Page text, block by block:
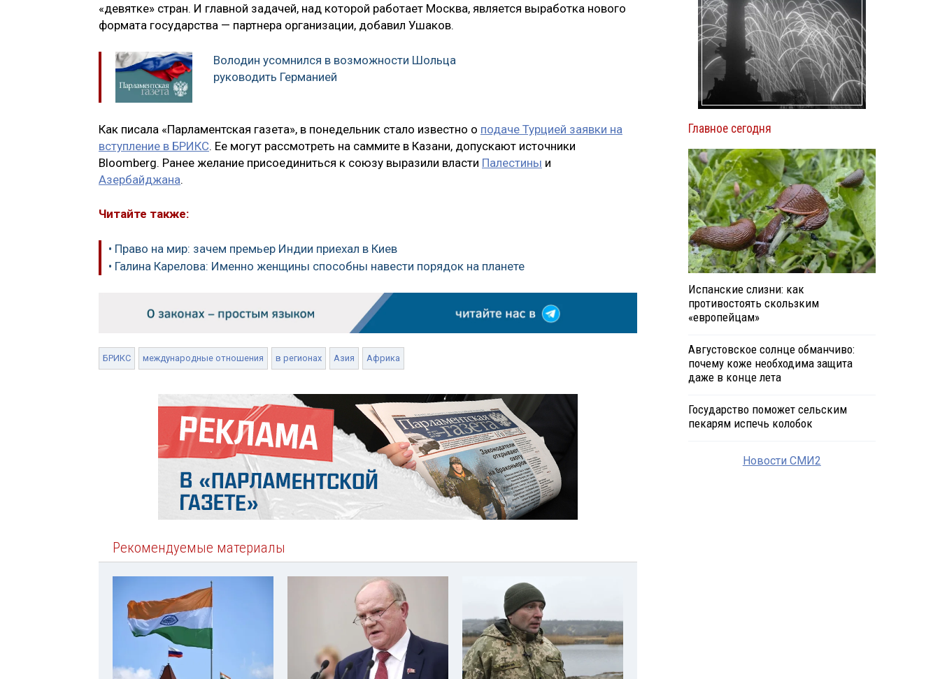
«девятке» стран. И главной задачей, над которой работает Москва, является выработка нового
формата государства — партнера организации, добавил Ушаков.
Володин усомнился в возможности Шольца
руководить Германией
Как писала «Парламентская газета», в понедельник стало известно о подаче Турцией заявки на
вступление в БРИКС. Ее могут рассмотреть на саммите в Казани, допускают источники
Bloomberg. Ранее желание присоединиться к союзу выразили власти Палестины и
Азербайджана.
Читайте также:
• Право на мир: зачем премьер Индии приехал в Киев
• Галина Карелова: Именно женщины способны навести порядок на планете
БРИКС международные отношения в регионах Азия Африка
Рекомендуемые материалы
Главное сегодня
Испанские слизни: как
противостоять скользким
«европейцам»
Августовское солнце обманчиво:
почему коже необходима защита
даже в конце лета
Государство поможет сельским
пекарям испечь колобок
Новости СМИ2